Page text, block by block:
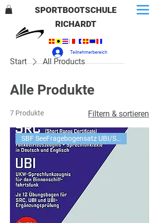
SPORTBOOTSCHULE
RICHARDT
Teilnehmerbereich
Start All Products
Alle Produkte
7 Produkte Filtern & sortieren
SBF SeeFragebogensatz UBI/SRC